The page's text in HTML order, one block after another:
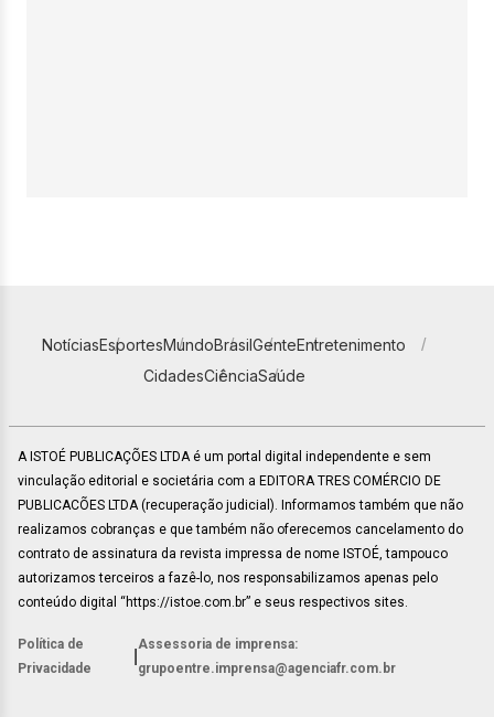
NotíciasEsportesMundoBrasilGenteEntretenimento
CidadesCiênciaSaúde
A ISTOÉ PUBLICAÇÕES LTDA é um portal digital independente e sem
vinculação editorial e societária com a EDITORA TRES COMÉRCIO DE
PUBLICACÕES LTDA (recuperação judicial). Informamos também que não
realizamos cobranças e que também não oferecemos cancelamento do
contrato de assinatura da revista impressa de nome ISTOÉ, tampouco
autorizamos terceiros a fazê-lo, nos responsabilizamos apenas pelo
conteúdo digital “https://istoe.com.br” e seus respectivos sites.
Política de
Privacidade
Assessoria de imprensa:
grupoentre.imprensa@agenciafr.com.br